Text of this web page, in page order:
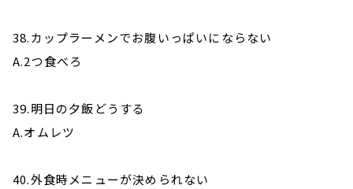
38.カップラーメンでお腹いっぱいにならない
A.2つ食べろ
39.明日の夕飯どうする
A.オムレツ
40.外食時メニューが決められない